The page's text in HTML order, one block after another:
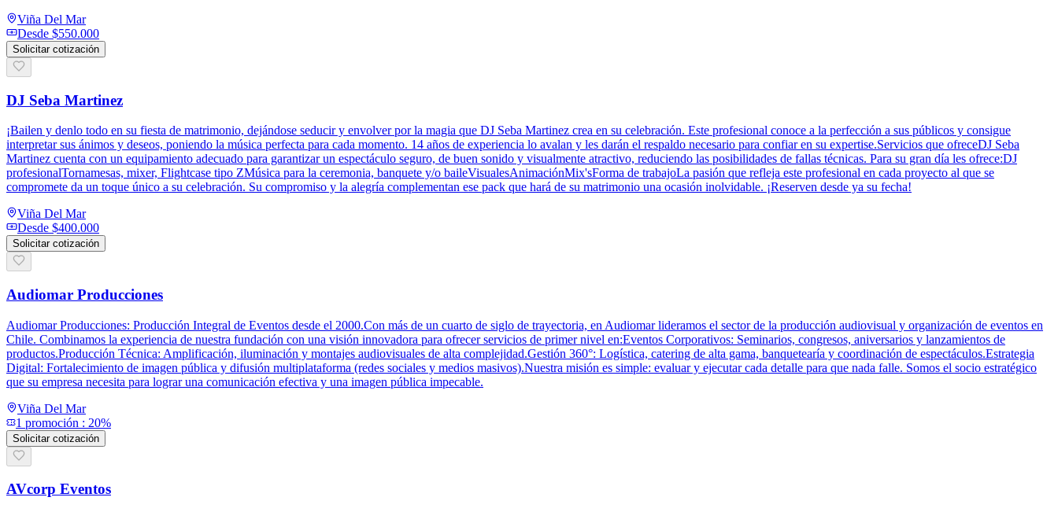
Viña Del Mar
Desde $550.000
Solicitar cotización
DJ Seba Martinez
¡Bailen y denlo todo en su fiesta de matrimonio, dejándose seducir y envolver por la magia que DJ Seba Martinez crea en su celebración. Este profesional conoce a la perfección a sus públicos y consigue
interpretar sus ánimos y deseos, poniendo la música perfecta para cada momento. 14 años de experiencia lo avalan y les darán el respaldo necesario para confiar en su expertise.Servicios que ofreceDJ Seba
Martinez cuenta con un equipamiento adecuado para garantizar un espectáculo seguro, de buen sonido y visualmente atractivo, reduciendo las posibilidades de fallas técnicas. Para su gran día les ofrece:DJ
profesionalTornamesas, mixer, Flightcase tipo ZMúsica para la ceremonia, banquete y/o baileVisualesAnimaciónMix'sForma de trabajoLa pasión que refleja este profesional en cada proyecto al que se
compromete da un toque único a su celebración. Su compromiso y la alegría complementan ese pack que hará de su matrimonio una ocasión inolvidable. ¡Reserven desde ya su fecha!
Viña Del Mar
Desde $400.000
Solicitar cotización
Audiomar Producciones
Audiomar Producciones: Producción Integral de Eventos desde el 2000.Con más de un cuarto de siglo de trayectoria, en Audiomar lideramos el sector de la producción audiovisual y organización de eventos en
Chile. Combinamos la experiencia de nuestra fundación con una visión innovadora para ofrecer servicios de primer nivel en:Eventos Corporativos: Seminarios, congresos, aniversarios y lanzamientos de
productos.Producción Técnica: Amplificación, iluminación y montajes audiovisuales de alta complejidad.Gestión 360°: Logística, catering de alta gama, banquetearía y coordinación de espectáculos.Estrategia
Digital: Fortalecimiento de imagen pública y difusión multiplataforma (redes sociales y medios masivos).Nuestra misión es simple: evaluar y ejecutar cada detalle para que nada falle. Somos el socio estratégico
que su empresa necesita para lograr una comunicación efectiva y una imagen pública impecable.
Viña Del Mar
1 promoción : 20%
Solicitar cotización
AVcorp Eventos